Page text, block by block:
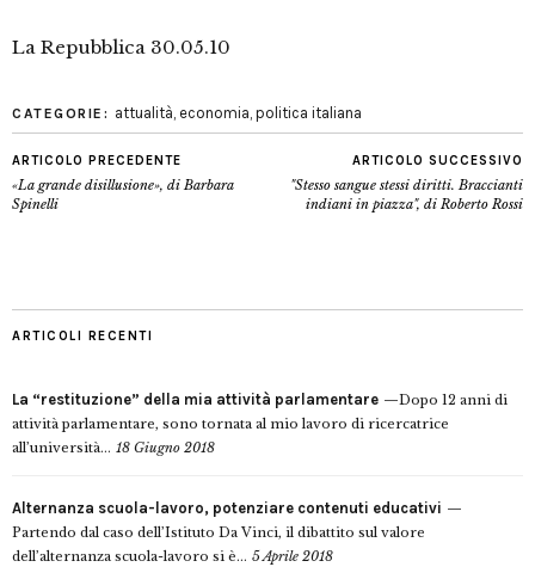
La Repubblica 30.05.10
CATEGORIE: attualità, economia, politica italiana
ARTICOLO PRECEDENTE
«La grande disillusione», di Barbara
Spinelli
ARTICOLO SUCCESSIVO
"Stesso sangue stessi diritti. Braccianti
indiani in piazza", di Roberto Rossi
ARTICOLI RECENTI
La “restituzione” della mia attività parlamentare
Dopo 12 anni di
attività parlamentare, sono tornata al mio lavoro di ricercatrice
all’università... 18 Giugno 2018
Alternanza scuola-lavoro, potenziare contenuti educativi
Partendo dal caso dell’Istituto Da Vinci, il dibattito sul valore
dell’alternanza scuola-lavoro si è... 5 Aprile 2018